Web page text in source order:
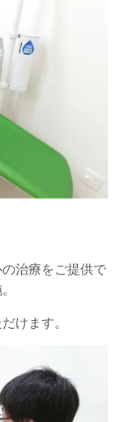
治療をご提供で
けます。